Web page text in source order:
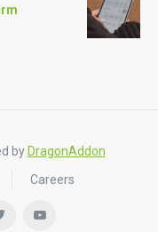
by DragonAddon
Careers